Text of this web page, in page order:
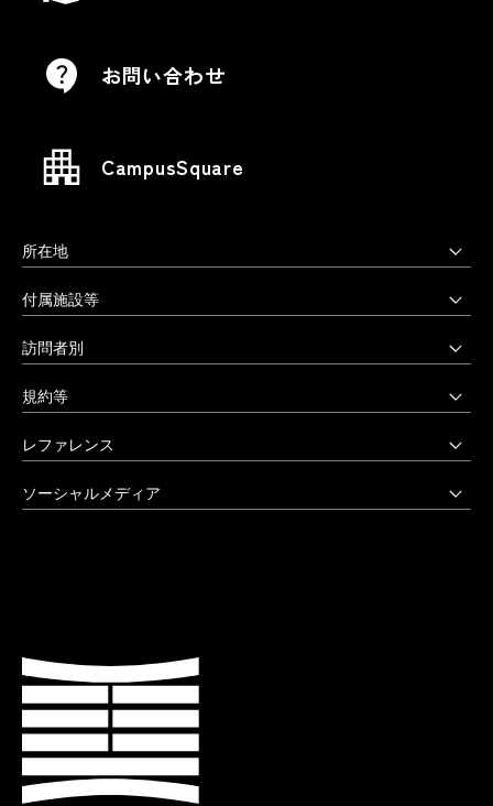
お問い合わせ
CampusSquare
所在地
上野毛キャンパス
〒158-8558 東京都世田谷区上野毛3-15-34
03-3702-1141（代）
八王子キャンパス
〒192-0394 東京都八王子市鑓水2-1723
付属施設等
多摩美術大学図書館
多摩美術大学美術館
アートテーク
アートアーカイヴセンター
生涯学習センター
訪問者別
受験生の方へ
受験上の配慮をご希望の方へ
在学生の方へ
卒業生の方へ
規約等
公益通報窓口
非常時の対応
激甚災害等の特別支援について
大学評価（認証評価）
教育情報の公表
レファレンス
創立90周年記念事業
卒業制作優秀作品集
ソーシャルメディア